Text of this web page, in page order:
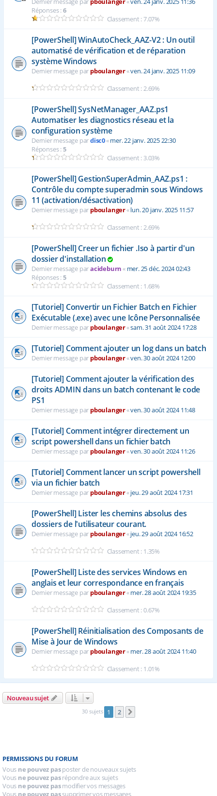
Réponses :6
Classement : 7.07%
[PowerShell] WinAutoCheck_AAZ-V2 : Un outil
automatisé de vérification et de réparation
système Windows
Dernier message par pboulanger«ven. 24 janv. 2025 11:09
Classement : 2.69%
[PowerShell] SysNetManager_AAZ.ps1
Automatiser les diagnostics réseau et la
configuration système
Dernier message pardisc0«mer. 22 janv. 2025 22:30
Réponses :5
Classement : 3.03%
[PowerShell] GestionSuperAdmin_AAZ.ps1 :
Contrôle du compte superadmin sous Windows
11 (activation/désactivation)
Dernier message par pboulanger«lun. 20 janv. 2025 11:57
Classement : 2.69%
[PowerShell] Creer un fichier .Iso à partir d'un
dossier d'installation
Dernier message paracideburn« mer. 25 déc. 2024 02:43
Réponses :5
Classement : 1.68%
[Tutoriel] Convertir un Fichier Batch en Fichier
Exécutable (.exe) avec une Icône Personnalisée
Dernier message par pboulanger«sam. 31 août 2024 17:28
[Tutoriel] Comment ajouter un log dans un batch
Dernier message par pboulanger«ven. 30 août 2024 12:00
[Tutoriel] Comment ajouter la vérification des
droits ADMIN dans un batch contenant le code
PS1
Dernier message par pboulanger«ven. 30 août 2024 11:48
[Tutoriel] Comment intégrer directement un
script powershell dans un fichier batch
Dernier message par pboulanger«ven. 30 août 2024 11:26
[Tutoriel] Comment lancer un script powershell
via un fichier batch
Dernier message par pboulanger«jeu. 29 août 2024 17:31
[PowerShell] Lister les chemins absolus des
dossiers de l'utilisateur courant.
Dernier message par pboulanger«jeu. 29 août 2024 16:52
Classement : 1.35%
[PowerShell] Liste des services Windows en
anglais et leur correspondance en français
Dernier message par pboulanger«mer. 28 août 2024 19:35
Classement : 0.67%
[PowerShell] Réinitialisation des Composants de
Mise à Jour de Windows
Dernier message par pboulanger«mer. 28 août 2024 11:40
Classement : 1.01%
Nouveau sujet
30 sujets 1 2
PERMISSIONS DU FORUM
Vous ne pouvez pasposter de nouveaux sujets
Vous ne pouvez pasrépondre aux sujets
Vous ne pouvez pasmodifier vos messages
Vous ne pouvez passupprimer vos messages